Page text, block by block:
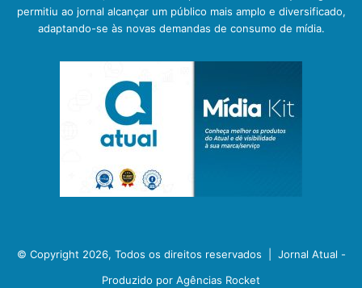
permitiu ao jornal alcançar um público mais amplo e diversificado,
adaptando-se às novas demandas de consumo de mídia.
© Copyright 2026, Todos os direitos reservados | Jornal Atual -
Produzido por Agências Rocket